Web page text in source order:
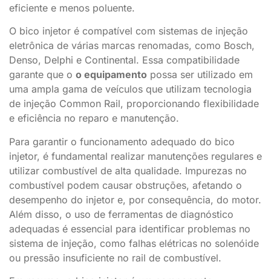
eficiente e menos poluente.
O bico injetor é compatível com sistemas de injeção
eletrônica de várias marcas renomadas, como Bosch,
Denso, Delphi e Continental. Essa compatibilidade
garante que o o equipamento possa ser utilizado em
uma ampla gama de veículos que utilizam tecnologia
de injeção Common Rail, proporcionando flexibilidade
e eficiência no reparo e manutenção.
Para garantir o funcionamento adequado do bico
injetor, é fundamental realizar manutenções regulares e
utilizar combustível de alta qualidade. Impurezas no
combustível podem causar obstruções, afetando o
desempenho do injetor e, por consequência, do motor.
Além disso, o uso de ferramentas de diagnóstico
adequadas é essencial para identificar problemas no
sistema de injeção, como falhas elétricas no solenóide
ou pressão insuficiente no rail de combustível.